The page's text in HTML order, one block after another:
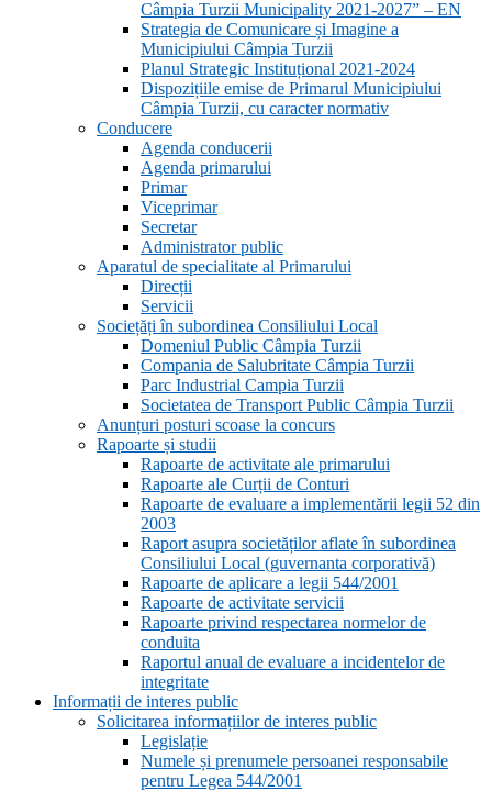
Câmpia Turzii Municipality 2021-2027” – EN
Strategia de Comunicare și Imagine a
Municipiului Câmpia Turzii
Planul Strategic Instituțional 2021-2024
Dispozițiile emise de Primarul Municipiului
Câmpia Turzii, cu caracter normativ
Conducere
Agenda conducerii
Agenda primarului
Primar
Viceprimar
Secretar
Administrator public
Aparatul de specialitate al Primarului
Direcții
Servicii
Sociețăți în subordinea Consiliului Local
Domeniul Public Câmpia Turzii
Compania de Salubritate Câmpia Turzii
Parc Industrial Campia Turzii
Societatea de Transport Public Câmpia Turzii
Anunțuri posturi scoase la concurs
Rapoarte și studii
Rapoarte de activitate ale primarului
Rapoarte ale Curții de Conturi
Rapoarte de evaluare a implementării legii 52 din
2003
Raport asupra societăților aflate în subordinea
Consiliului Local (guvernanta corporativă)
Rapoarte de aplicare a legii 544/2001
Rapoarte de activitate servicii
Rapoarte privind respectarea normelor de
conduita
Raportul anual de evaluare a incidentelor de
integritate
Informații de interes public
Solicitarea informațiilor de interes public
Legislație
Numele și prenumele persoanei responsabile
pentru Legea 544/2001